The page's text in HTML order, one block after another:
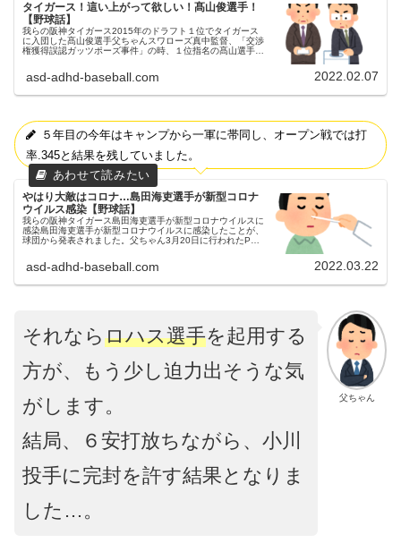
タイガース！這い上がって欲しい！髙山俊選手！
【野球話】
我らの阪神タイガース2015年のドラフト１位でタイガース
に入団した髙山俊選手父ちゃんスワローズ真中監督、「交渉
権獲得誤認ガッツポーズ事件」の時、１位指名の髙山選手で
団しました。新人...
asd-adhd-baseball.com 2022.02.07
５年目の今年はキャンプから一軍に帯同し、オープン戦では打
率.345と結果を残していました。
やはり大敵はコロナ…島田海吏選手が新型コロナ
ウイルス感染【野球話】
我らの阪神タイガース島田海吏選手が新型コロナウイルスに
感染島田海吏選手が新型コロナウイルスに感染したことが、
球団から発表されました。父ちゃん3月20日に行われたPCR
なく、プロ野球チーム...
asd-adhd-baseball.com 2022.03.22
父ちゃん
それならロハス選手を起用する
方が、もう少し迫力出そうな気
がします。
結局、６安打放ちながら、小川
投手に完封を許す結果となりま
した…。